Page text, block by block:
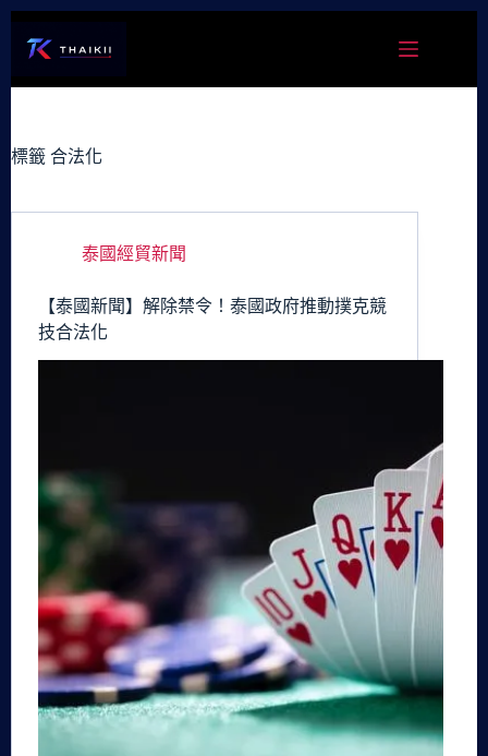
容
標籤 合法化
泰國經貿新聞
【泰國新聞】解除禁令！泰國政府推動撲克競
技合法化